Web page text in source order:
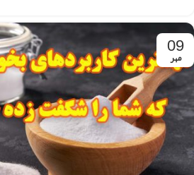
09
مهر